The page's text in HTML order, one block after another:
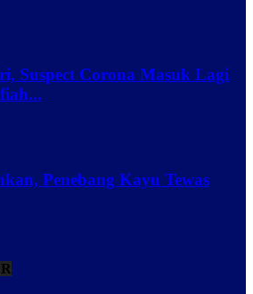
Suspect Corona Masuk Lagi
Penebang Kayu Tewas